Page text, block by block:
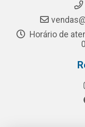
Horário de